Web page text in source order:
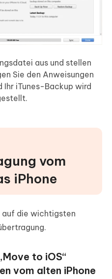
aus und stellen
Sie den Anweisungen
Ihr iTunes-Backup wird
vom
iPhone
auf die wichtigsten
to iOS“
vom alten iPhone